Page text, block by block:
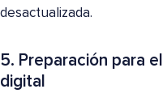
desactualizada.
5. Preparación para
digital